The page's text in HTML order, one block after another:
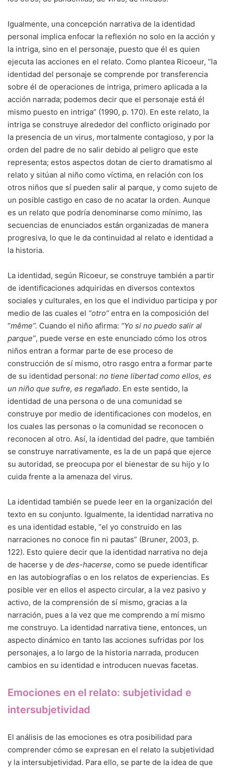
Igualmente, una concepción narrativa de la identidad
personal implica enfocar la reflexión no solo en la acción y
la intriga, sino en el personaje, puesto que él es quien
ejecuta las acciones en el relato. Como plantea Ricoeur, “la
identidad del personaje se comprende por transferencia
sobre él de operaciones de intriga, primero aplicada a la
acción narrada; podemos decir que el personaje está él
mismo puesto en intriga” (1990, p. 170). En este relato, la
intriga se construye alrededor del conflicto originado por
la presencia de un virus, mortalmente contagioso, y por la
orden del padre de no salir debido al peligro que este
representa; estos aspectos dotan de cierto dramatismo al
relato y sitúan al niño como víctima, en relación con los
otros niños que sí pueden salir al parque, y como sujeto de
un posible castigo en caso de no acatar la orden. Aunque
es un relato que podría denominarse como mínimo, las
secuencias de enunciados están organizadas de manera
progresiva, lo que le da continuidad al relato e identidad a
la historia.
La identidad, según Ricoeur, se construye también a partir
de identificaciones adquiridas en diversos contextos
sociales y culturales, en los que el individuo participa y por
medio de las cuales el “otro” entra en la composición del
“même”. Cuando el niño afirma: “Yo si no puedo salir al
parque”, puede verse en este enunciado cómo los otros
niños entran a formar parte de ese proceso de
construcción de sí mismo, otro rasgo entra a formar parte
de su identidad personal: no tiene libertad como ellos, es
un niño que sufre, es regañado. En este sentido, la
identidad de una persona o de una comunidad se
construye por medio de identificaciones con modelos, en
los cuales las personas o la comunidad se reconocen o
reconocen al otro. Así, la identidad del padre, que también
se construye narrativamente, es la de un papá que ejerce
su autoridad, se preocupa por el bienestar de su hijo y lo
cuida frente a la amenaza del virus.
La identidad también se puede leer en la organización del
texto en su conjunto. Igualmente, la identidad narrativa no
es una identidad estable, “el yo construido en las
narraciones no conoce fin ni pautas” (Bruner, 2003, p.
122). Esto quiere decir que la identidad narrativa no deja
de hacerse y de des-hacerse, como se puede identificar
en las autobiografías o en los relatos de experiencias. Es
posible ver en ellos el aspecto circular, a la vez pasivo y
activo, de la comprensión de sí mismo, gracias a la
narración, pues a la vez que me comprendo a mí mismo
me construyo. La identidad narrativa tiene, entonces, un
aspecto dinámico en tanto las acciones sufridas por los
personajes, a lo largo de la historia narrada, producen
cambios en su identidad e introducen nuevas facetas.
Emociones en el relato: subjetividad e
intersubjetividad
El análisis de las emociones es otra posibilidad para
comprender cómo se expresan en el relato la subjetividad
y la intersubjetividad. Para ello, se parte de la idea de que